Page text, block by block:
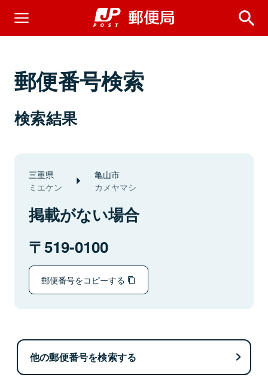
郵便番号検索
検索結果
三重県
ミエケン
亀山市
カメヤマシ
掲載がない場合
519-0100
郵便番号をコピーする
他の郵便番号を検索する